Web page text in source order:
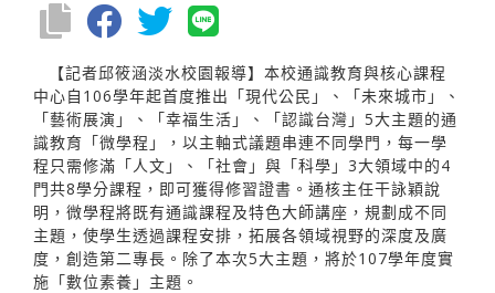
【記者邱筱涵淡水校園報導】本校通識教育與核心課程
中心自106學年起首度推出「現代公民」、「未來城市」、
「藝術展演」、「幸福生活」、「認識台灣」5大主題的通
識教育「微學程」，以主軸式議題串連不同學門，每一學
程只需修滿「人文」、「社會」與「科學」3大領域中的4
門共8學分課程，即可獲得修習證書。通核主任干詠穎說
明，微學程將既有通識課程及特色大師講座，規劃成不同
主題，使學生透過課程安排，拓展各領域視野的深度及廣
度，創造第二專長。除了本次5大主題，將於107學年度實
施「數位素養」主題。